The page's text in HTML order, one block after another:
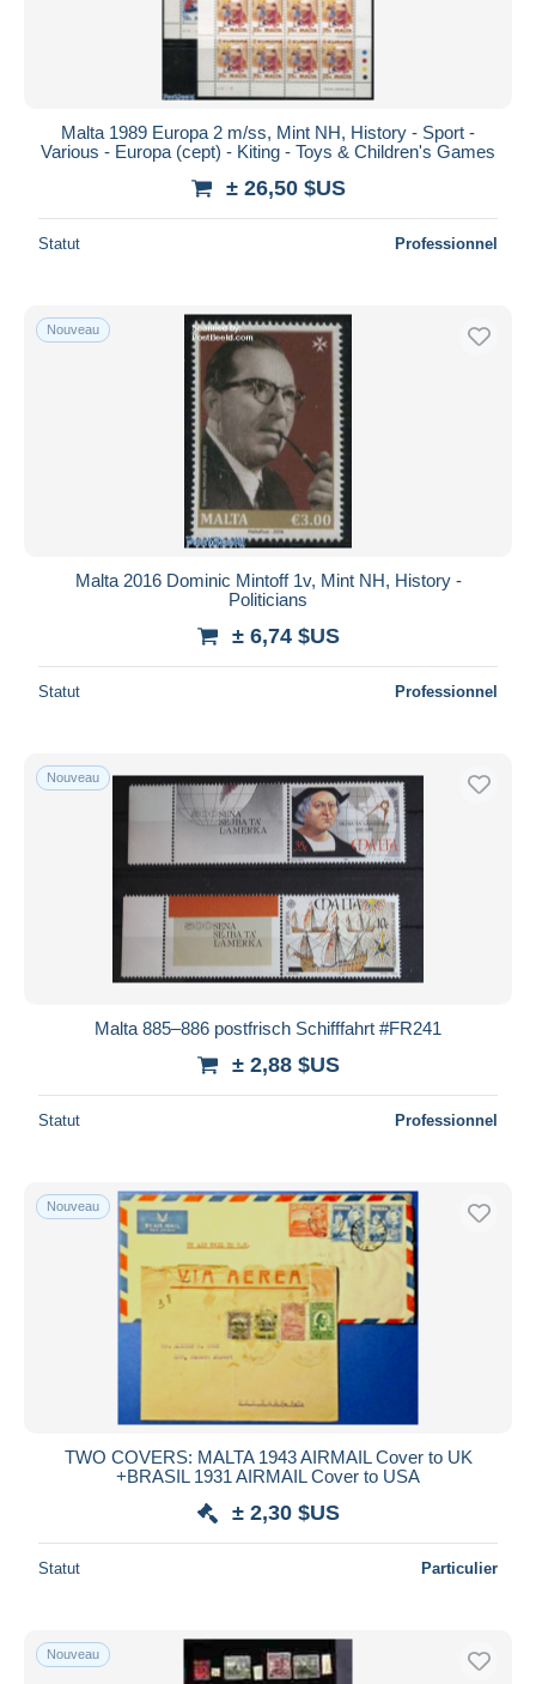
Malta 1989 Europa 2 m/ss, Mint NH, History - Sport -
Various - Europa (cept) - Kiting - Toys & Children's Games
± 26,50 $US
Statut Professionnel
Nouveau
Malta 2016 Dominic Mintoff 1v, Mint NH, History -
Politicians
± 6,74 $US
Statut Professionnel
Nouveau
Malta 885–886 postfrisch Schifffahrt #FR241
± 2,88 $US
Statut Professionnel
Nouveau
TWO COVERS: MALTA 1943 AIRMAIL Cover to UK
+BRASIL 1931 AIRMAIL Cover to USA
± 2,30 $US
Statut Particulier
Nouveau